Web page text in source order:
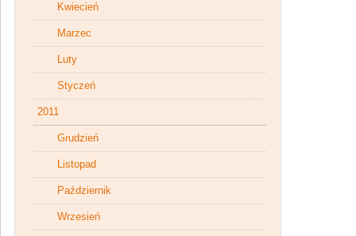
Kwiecień
Marzec
Luty
Styczeń
2011
Grudzień
Listopad
Październik
Wrzesień